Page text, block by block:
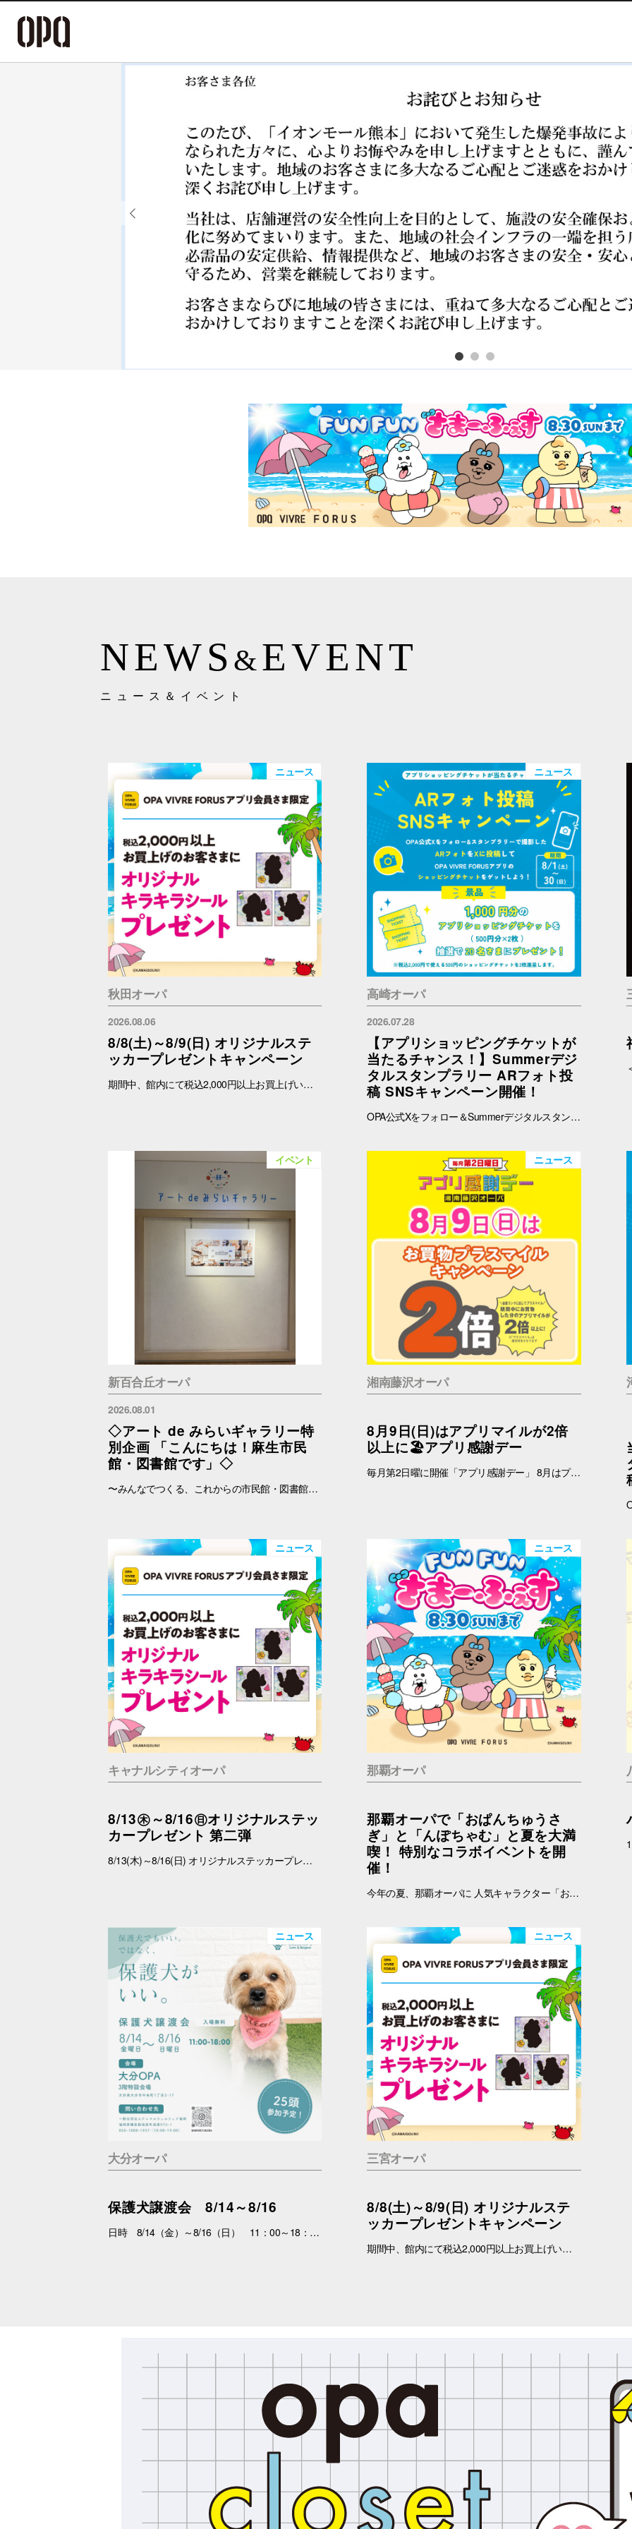
NEWS &EVENT
ニュース＆イベント
ニュース
秋田オーパ
2026.08.06
8/8(土)～8/9(日) オリジナルステ
ッカープレゼントキャンペーン
期間中、館内にて税込2,000円以上お買上げいただき、「OPA VIVRE FORUS アプリ」の対象画面をご提示いただいたお客さまに、先着でここでしか手に入らない「オリジナルキラキラステッカー」をプレゼントいたします！ ぜひこの機会に、お買い物と合わせて限定ノベルティをゲットしてください。 （※本企画は、アプリ会員さま限定となります） ■配布期間 2026年8月8日(土)～8月9日(日) ※各日の実施時間は、引換時間に準じます。 ※ノベルティはなくなり次第、配布を終了いたします。 ※一部実施していない店舗がございます。 ■ノベルティ内容 キラキラステッカー (全3種) ■引換条件 期間中、以下の2点を引換カウンターにてご提示ください。 ① 館内でお買上げいただいた、税込2,000円以上のレシート（合算可） ② 「OPA VIVRE FORUS アプリ」のクーポン画面 ■引換場所・引換時間 引換場所：1階 インフォメーション 引換時間：10:30 ～ 19：30 ■注意事項 ※ノベルティは数量限定のため、なくなり次第終了となりますので予めご了承ください。 ※ノベルティはランダムでのお渡しとなります。重複した場合でも、種類の変更・交換はいたしかねます。 ※ノベルティの引き換えは、おひとりさま3枚までとなります。 ※お買上げレシートは、期間中の秋田オーパのものに限ります（一部対象外のショップ・商品がございます） ※秋田オーパのレシートのみ対象。館をまたいだレシートの合算は不可。 ※画像はイメージです。実際のノベルティとは異なる場合がございます。 ▼詳しくはコチラ▼ https://www.opa-club.com/contents/opanchuusagi_2026/ ▼アプリについて詳しくはこちら！ ▼ https://www.opa-club.com/contents/app/
ニュース
高崎オーパ
2026.07.28
【アプリショッピングチケットが
当たるチャンス！】Summerデジ
タルスタンプラリー ARフォト投
稿 SNSキャンペーン開催！
OPA公式Xをフォロー＆Summerデジタルスタンプラリーで撮影したARフォトを投稿して、OPA VIVRE FORUSアプリのショッピングチケットをゲットしよう！ ■ 景品 500円分のアプリショッピングチケットを2枚（計1,000円分）を抽選で20名さまにプレゼント！ ※税込2,000円で使える500円のショッピングチケットを2枚進呈します。 ■ 応募期間 2026年8月1日(土) ～ 8月30日(日) 23:59まで ※当選者には8月31日(月)以降にDMにてご連絡いたします。 ■ 応募方法 OPA公式X（@opa_vivre_forus）をフォロー Summerデジタルスタンプラリーに参加して、ARフォトを撮影 ハッシュタグ「#おぱんちゅうさぎOPA」「#おぱんちゅうさぎFORUS」「#おぱんちゅうさぎVIVRE」のいずれかをつけて、撮影したARフォトを投稿！ ■ ご注意・各種規約 【撮影・投稿に関する注意】 撮影の際は、周囲のお客さまの通行の妨げにならないようご注意ください。 店内での撮影の際は、各店舗のルールやご案内に沿ってお楽しみください。 ARフォトの撮影、投稿するARフォトは、他のお客さまの顔等が映らないようご配慮をお願いいたします。 危険な行為（階段や無理な姿勢など）はお控えください。 【個人情報・権利に関する注意】 ARフォトの撮影・投稿にあたっては、他のお客さまのプライバシーにご配慮いただき、顔等が写り込まないようお願いいたします。 他のお客さまや第三者が写る場合は、必ずご本人の許可を得たうえで投稿してください。 投稿写真に含まれる著作物（ポスター・商品デザイン等）についてもご配慮ください。 SNSの性質上、投稿された写真は他の利用者に保存・共有される場合がございます。ご理解のうえご参加いただけますと幸いです。 【SNS投稿ルール】 投稿内容が公序良俗に反する場合や、不適切と判断される場合は応募対象外となります。 非公開アカウントからの投稿は応募対象外となる場合がございます。 ハッシュタグや応募条件を満たしていない場合、抽選対象外となる場合がございます。 【キャンペーン関連】 賞品の内容は予告なく変更となる場合がございます。 投稿いただいた画像は、当選者の選定のみに使用し、その他の目的で使用することはございません。
イベント
新百合丘オーパ
2026.08.01
◇アート de みらいギャラリー特
別企画 「こんにちは！麻生市民
館・図書館です」◇
〜みんなでつくる、これからの市民館・図書館〜 2026年4月より指定管理者制度がスタートし、新たな一歩を踏み出した麻生市民館・麻生図書館・柿生分館・岡上分館。 地域の皆さまにとってもっと身近で、もっと愛される場所を目指す各館の「これからの想いやリアルな声」をお届けする特別PR展示を開催いたします。
ニュース
湘南藤沢オーパ
8月9日(日)はアプリマイルが2倍
以上に🏖️アプリ感謝デー
毎月第2日曜に開催「アプリ感謝デー」 8月はプラスマイルキャンペーンを実施いたします。 8月9日(日)に、オーパアプリを使ってお買物をすると、ランクに応じてアプリマイルが2倍以上になります。 しかも当日は「買い回りWEEK」を開催中☆ THE BARGAIN開催中の湘南藤沢オーパで、おトクが重なるこの機会に、ぜひ館内でのお買い回りもお楽しみください☆ 【開催日】 8月9日(日) 【お買物プラスマイルキャンペーン】 8月9日(日)にオーパアプリを使ってお買物をすると、会員ランクに応じて下記のポイントが付与されます。 お会計の際にオーパアプリをレジスタッフにご提示ください。 【アプリマイル付与】 ダイヤモンド会員…1マイル＋1.5マイル プラチナ会員…1マイル＋1.3マイル ゴールド会員…1マイル＋1.2マイル シルバー会員…1マイル＋1.1マイル ブロンズ会員…1マイル＋1マイル ≪例≫・・・ダイヤモンド会員さまが期間中1万円以上のお買物 ➡通常10,000マイル＋15,000マイル＝合計25,000マイル ※プラス分のマイル加算予定日：2025年8月12日(水) ※期間中のプラスマイル分をまとめて加算します。 ※付与されるマイルはランクによって異なります。 ※キャンペーン最終日の営業終了時点のランクをもとに加算マイル数を算出いたします。 ※小数点以下の端数は切り捨てとなります。 -------------------------------------- ▽オーパ公式アプリダウンロードはこちら▽ App Storeはこちら Google Playはこちら ■オーパ公式アプリについて詳しくはこちら -------------------------------------- 【セルフレジではアプリマイルは付きません】 ※以下のお店ではショップスタッフのいるレジにて、オーパアプリをご提示ください。 ●2階 バーガーキング ●4階 セリア ●7階 無印良品 ※期間中にアプリを新規ダウンロードしていただいた方も対象となります。 ※一部対象外ショップがございます。 ➡詳しくはこちら -------------------------------------------
ニュース
キャナルシティオーパ
8/13㊍～8/16㊐オリジナルステッ
カープレゼント 第二弾
8/13(木)～8/16(日) オリジナルステッカープレゼントキャンペーン ■概要 期間中、館内にて税込2,000円以上お買上げいただき、「OPA VIVRE FORUS アプリ」の対象画面をご提示いただいたお客さまに、先着でここでしか手に入らない「オリジナルキラキラステッカー」をプレゼントいたします！ ぜひこの機会に、お買い物と合わせて限定ノベルティをゲットしてください。 （※本企画は、アプリ会員さま限定となります） ■配布期間 2026年8月13日(木)～8月16日(日) ※各日の実施時間は、引換時間に準じます。 ※ノベルティはなくなり次第、配布を終了いたします。 ※一部実施していない店舗がございます。 ■ノベルティ内容 キラキラステッカー (全3種) ■引換条件 期間中、以下の2点を引換カウンターにてご提示ください。 ① 館内でお買上げいただいた、税込2,000円以上のレシート（合算可） ② 「OPA VIVRE FORUS アプリ」のクーポン画面 ■引換場所・引換時間 引換場所：センターウォーク B1Fラフェスタ 特設カウンター 引換時間：11:00 ～ 19:00 ■注意事項 ※ノベルティは数量限定のため、なくなり次第終了となりますので予めご了承ください。 ※ノベルティはランダムでのお渡しとなります。重複した場合でも、種類の変更・交換はいたしかねます。 ※ノベルティの引き換えは、おひとりさま3枚までとなります。 ※お買上げレシートは、期間中のキャナルシティオーパのものに限ります（一部対象外のショップ・商品がございます） ※キャナルシティオーパのレシートのみ対象。館をまたいだレシートの合算は不可。 ※画像はイメージです。実際のノベルティとは異なる場合がございます。 ▼詳しくはコチラ▼ https://www.opa-club.com/contents/opanchuusagi_2026/ ▼アプリについて詳しくはこちら▼ https://www.opa-club.com/contents/app/
ニュース
那覇オーパ
那覇オーパで「おぱんちゅうさ
ぎ」と「んぽちゃむ」と夏を大満
喫！ 特別なコラボイベントを開
催！
今年の夏、那覇オーパに 人気キャラクター「おぱんちゅうさぎ」「んぽちゃむ」が登場します！ ポップでかわいいキービジュアルが館内を彩り、いつもと違うワクワクする空間に大変身。 さらに、スマホで気軽に参加できる「Summerデジタルスタンプラリー」など、楽しい企画が盛りだくさん！ お買い物をしながら、おぱんちゅうさぎたちと一緒に楽しい夏の思い出を作ってみませんか？ みなさまのご来店をお待ちしております！ ▼詳しくはコチラ▼ https://www.opa-club.com/contents/opanchuusagi_2026/ コラボ期間：2026年6月26日(金)～2025年8月30日(日) ※一部店舗では実施期間が異なります。 ※一部実施していない店舗がございます。
ニュース
大分オーパ
保護犬譲渡会 8/14～8/16
日時 8/14（金）～8/16（日） 11：00～18：00 場所 3F特設会場 内容 まずは会いにくるだけで大丈夫。 抱っこして、ふれあって、その子の魅力を感じてください。 あなたを待っている子がいます。 運命の出会いが、待っているかもしれません。 問合せ先 一般社団法人アニマルウェルフェア福岡 050-1808-1937（11：00～19：00）
ニュース
三宮オーパ
8/8(土)～8/9(日) オリジナルステ
ッカープレゼントキャンペーン
期間中、館内にて税込2,000円以上お買上げいただき、「OPA VIVRE FORUS アプリ」の対象画面をご提示いただいたお客さまに、先着でここでしか手に入らない「オリジナルキラキラステッカー」をプレゼントいたします！ ぜひこの機会に、お買い物と合わせて限定ノベルティをゲットしてください。 （※本企画は、アプリ会員さま限定となります） ■配布期間 2026年8月8日(土)～8月9日(日) ※各日の実施時間は、引換時間に準じます。 ※ノベルティはなくなり次第、配布を終了いたします。 ※一部実施していない店舗がございます。 ■ノベルティ内容 キラキラステッカー (全3種) ■引換条件 期間中、以下の2点を引換カウンターにてご提示ください。 ① 館内でお買上げいただいた、税込2,000円以上のレシート（合算可） ② 「OPA VIVRE FORUS アプリ」のクーポン画面 ■引換場所・引換時間 引換場所：1階 特設カウンター 引換時間：11:00 ～ 当日分がなくなり次第終了 ■注意事項 ※ノベルティは数量限定のため、なくなり次第終了となりますので予めご了承ください。 ※ノベルティはランダムでのお渡しとなります。重複した場合でも、種類の変更・交換はいたしかねます。 ※ノベルティの引き換えは、おひとりさま3枚までとなります。 ※お買上げレシートは、期間中の三宮オーパのものに限ります（一部対象外のショップ・商品がございます） ※三宮オーパのレシートのみ対象。館をまたいだレシートの合算は不可。 ※画像はイメージです。実際のノベルティとは異なる場合がございます。 ▼詳しくはコチラ▼ https://www.opa-club.com/contents/opanchuusagi_2026/ ▼アプリについて詳しくはこちら！ ▼ https://www.opa-club.com/contents/app/